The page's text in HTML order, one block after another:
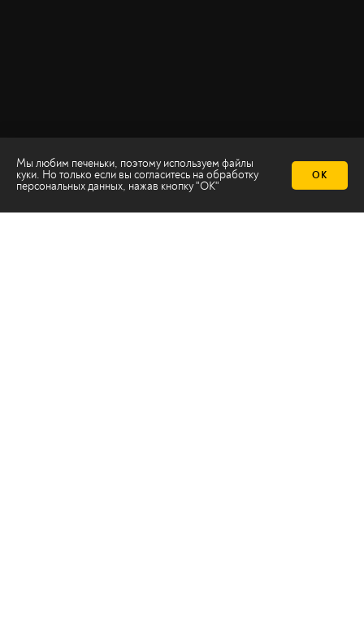
Мы любим печеньки, поэтому используем файлы
куки. Но только если вы согласитесь на обработку
персональных данных, нажав кнопку "ОК"
ОК